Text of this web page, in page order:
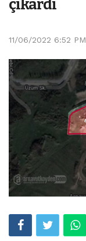
çıkardı
11/06/2022 6:52 PM